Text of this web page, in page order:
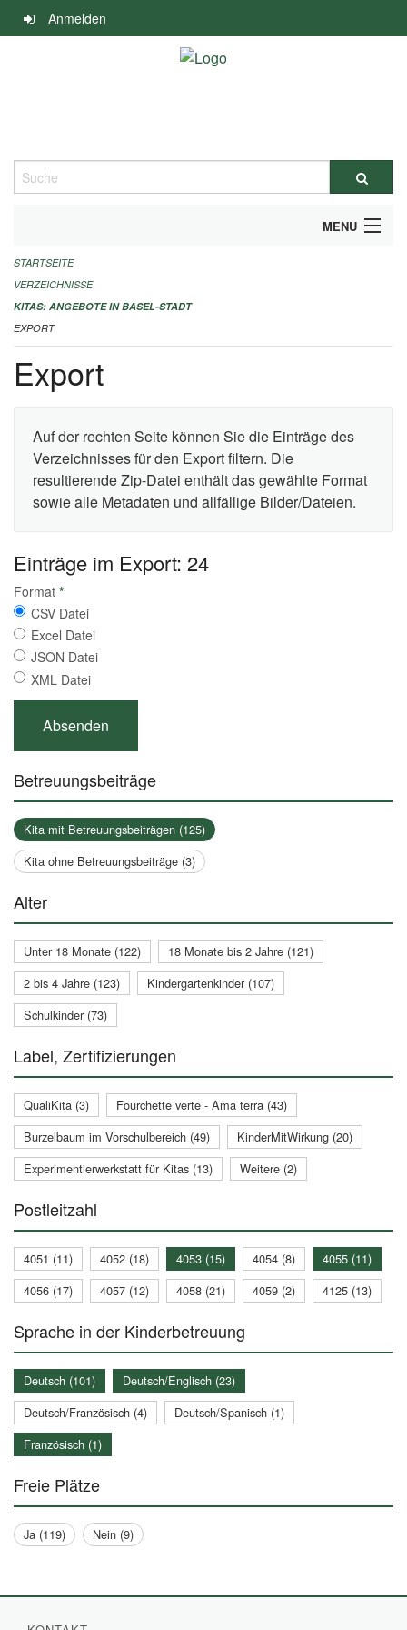
Navigation
überspringen
Anmelden
Suche
MENU
ALLGEMEINE INFORMATIONEN
IMPRESSUM
STARTSEITE
VERZEICHNISSE
KITAS: ANGEBOTE IN BASEL-STADT
EXPORT
Export
Auf der rechten Seite können Sie die Einträge des
Verzeichnisses für den Export filtern. Die
resultierende Zip-Datei enthält das gewählte Format
sowie alle Metadaten und allfällige Bilder/Dateien.
Einträge im Export: 24
Format *
CSV Datei
Excel Datei
JSON Datei
XML Datei
Betreuungsbeiträge
Kita mit Betreuungsbeiträgen (125)
Kita ohne Betreuungsbeiträge (3)
Alter
Unter 18 Monate (122)
18 Monate bis 2 Jahre (121)
2 bis 4 Jahre (123)
Kindergartenkinder (107)
Schulkinder (73)
Label, Zertifizierungen
QualiKita (3)
Fourchette verte - Ama terra (43)
Burzelbaum im Vorschulbereich (49)
KinderMitWirkung (20)
Experimentierwerkstatt für Kitas (13)
Weitere (2)
Postleitzahl
4051 (11) 4052 (18) 4053 (15) 4054 (8)
4055 (11)
4056 (17)
4057 (12) 4058 (21) 4059 (2) 4125 (13)
Sprache in der Kinderbetreuung
Deutsch (101)
Deutsch/Englisch (23)
Deutsch/Französisch (4)
Deutsch/Spanisch (1)
Französisch (1)
Freie Plätze
Ja (119) Nein (9)